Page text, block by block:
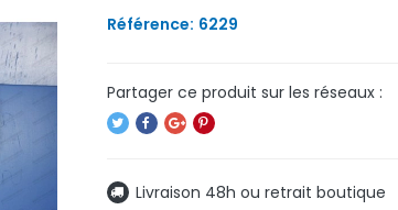
Référence: 6229
Livraison 48h ou retrait boutique